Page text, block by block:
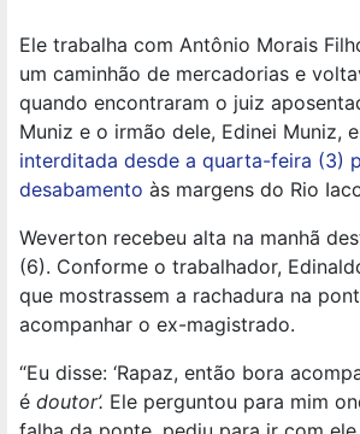
Ele trabalha com Antônio Morais
um caminhão de mercadorias e
quando encontraram o juiz
Muniz e o irmão dele, Edinei Muniz,
interditada desde a quarta-feira (3)
desabamento às margens do Rio
Weverton recebeu alta na manhã
(6). Conforme o trabalhador,
que mostrassem a rachadura na
acompanhar o ex-magistrado.
“Eu disse: ‘Rapaz, então bora
é doutor’. Ele perguntou para mim